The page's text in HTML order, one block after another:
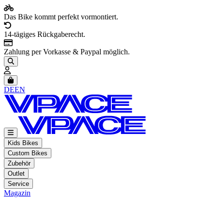
Das Bike kommt perfekt vormontiert.
14-tägiges Rückgaberecht.
Zahlung per Vorkasse & Paypal möglich.
Artikel im Warenkorb, Warenkorb anzeigen
DEEN
Kids Bikes
Custom Bikes
Zubehör
Outlet
Service
Magazin